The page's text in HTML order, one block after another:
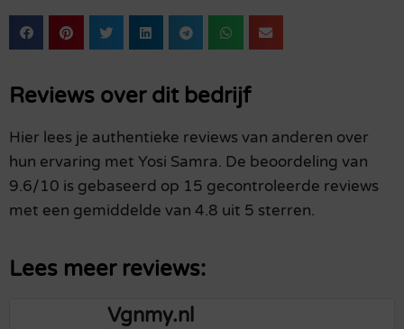
Reviews over dit bedrijf
Hier lees je authentieke reviews van anderen over
hun ervaring met Yosi Samra. De beoordeling van
9.6/10 is gebaseerd op 15 gecontroleerde reviews
met een gemiddelde van 4.8 uit 5 sterren.
Lees meer reviews:
Vgnmy.nl